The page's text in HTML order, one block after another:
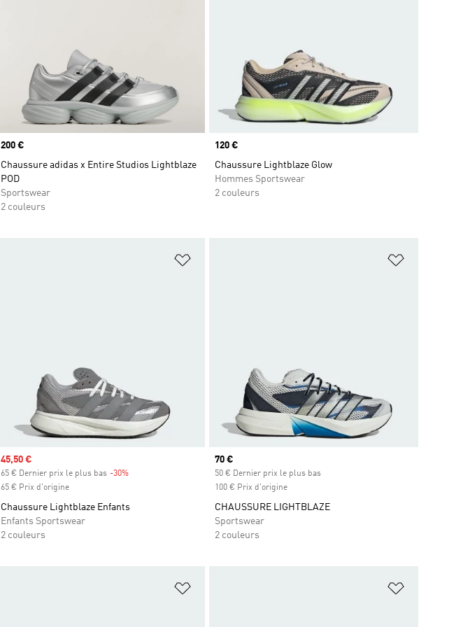
Prix
200 €
Chaussure adidas x Entire Studios Lightblaze
POD
Sportswear
2 couleurs
Prix
120 €
Chaussure Lightblaze Glow
Hommes Sportswear
2 couleurs
Prix soldé
45,50 €
65 € Dernier prix le plus bas -30%
65 € Prix d'origine
Chaussure Lightblaze Enfants
Enfants Sportswear
2 couleurs
Prix actuel
70 €
50 € Dernier prix le plus bas
100 € Prix d'origine
CHAUSSURE LIGHTBLAZE
Sportswear
2 couleurs